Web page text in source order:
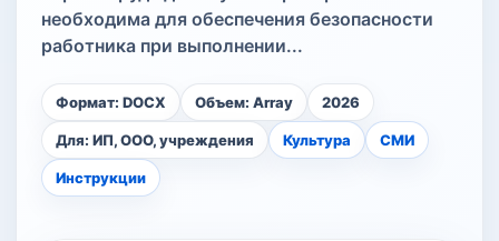
необходима для обеспечения безопасности
работника при выполнении...
Формат: DOCX Объем: Array 2026
Для: ИП, ООО, учреждения Культура СМИ
Инструкции